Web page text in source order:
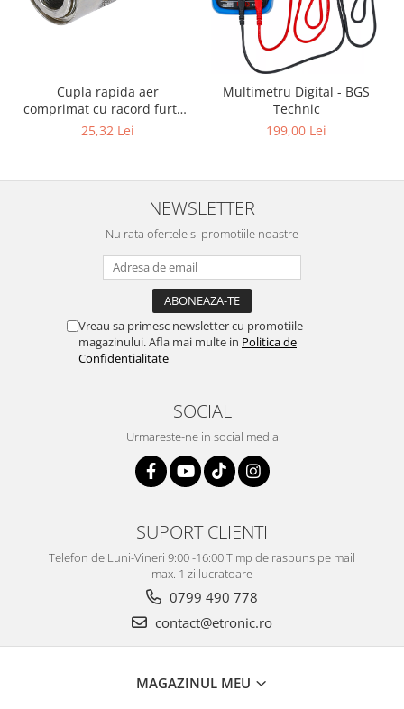
Cupla rapida aer
comprimat cu racord furtun
8 mm (5/16") | SUA / Franta
25,32 Lei
Multimetru Digital - BGS
Technic
199,00 Lei
NEWSLETTER
Nu rata ofertele si promotiile noastre
Vreau sa primesc newsletter cu promotiile
magazinului. Afla mai multe in Politica de
Confidentialitate
SOCIAL
Urmareste-ne in social media
SUPORT CLIENTI
Telefon de Luni-Vineri 9:00 -16:00 Timp de raspuns pe mail
max. 1 zi lucratoare
0799 490 778
contact@etronic.ro
MAGAZINUL MEU